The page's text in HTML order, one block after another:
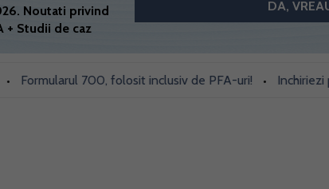
Noutati privind
+ Studii de caz
700, folosit inclusiv de PFA-uri! • Inchiriezi prin